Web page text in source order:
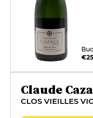
Claude
CLOS VIEILLES